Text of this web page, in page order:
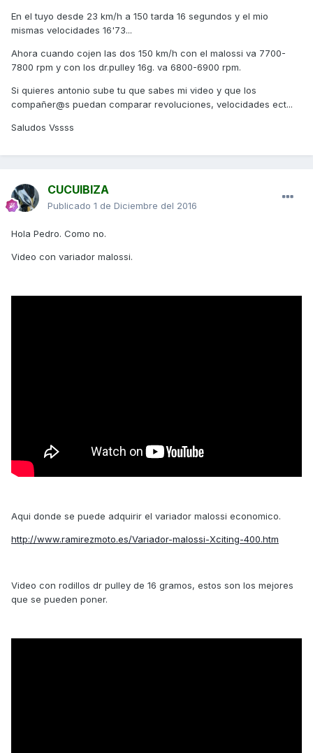
En el tuyo desde 23 km/h a 150 tarda 16 segundos y el mio
mismas velocidades 16'73...
Ahora cuando cojen las dos 150 km/h con el malossi va 7700-
7800 rpm y con los dr.pulley 16g. va 6800-6900 rpm.
Si quieres antonio sube tu que sabes mi video y que los
compañer@s puedan comparar revoluciones, velocidades ect...
Saludos Vssss
CUCUIBIZA
Publicado 1 de Diciembre del 2016
Hola Pedro. Como no.
Video con variador malossi.
Aqui donde se puede adquirir el variador malossi economico.
http://www.ramirezmoto.es/Variador-malossi-Xciting-400.htm
Video con rodillos dr pulley de 16 gramos, estos son los mejores
que se pueden poner.